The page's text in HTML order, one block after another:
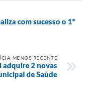
com sucesso o 1º
MENOS RECENTE
adquire 2 novas
de Saúde